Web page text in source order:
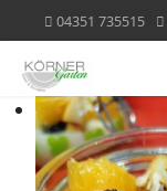
04351 735515